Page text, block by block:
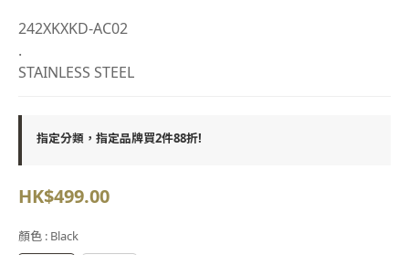
242XKXKD-AC02
.
STAINLESS STEEL
指定分類，指定品牌買2件88折!
HK$499.00
顏色 : Black